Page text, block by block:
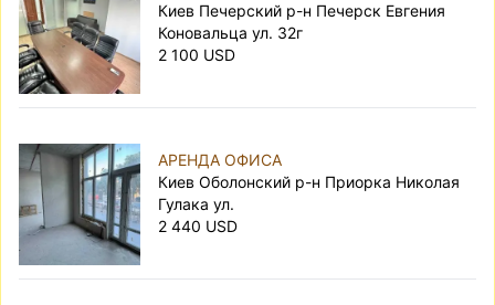
Киев Печерский р-н Печерск Евгения
Коновальца ул. 32г
2 100 USD
АРЕНДА ОФИСА
Киев Оболонский р-н Приорка Николая
Гулака ул.
2 440 USD